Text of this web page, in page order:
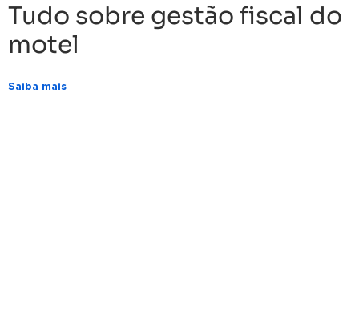
Tudo sobre gestão fiscal do
motel
Saiba mais